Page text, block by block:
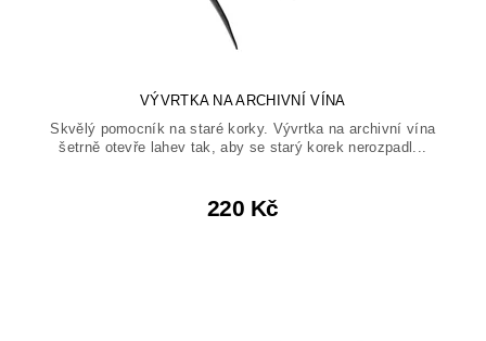
VÝVRTKA NA ARCHIVNÍ VÍNA
Skvělý pomocník na staré korky. Vývrtka na archivní vína
šetrně otevře lahev tak, aby se starý korek nerozpadl...
220 Kč